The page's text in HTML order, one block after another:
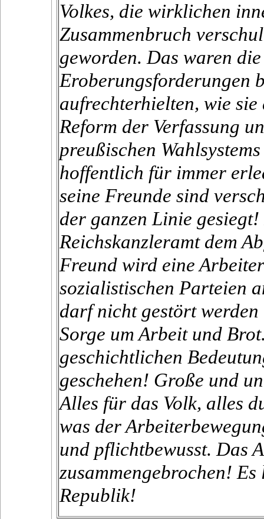
Volkes, die wirklichen
Zusammenbruch
geworden. Das waren
Eroberungsforderungen
aufrechterhielten, wie sie
Reform der Verfassung
preußischen
hoffentlich für immer
seine Freunde sind
der ganzen Linie
Reichskanzleramt dem
Freund wird eine
sozialistischen Parteien
darf nicht gestört
Sorge um Arbeit und
geschichtlichen
geschehen! Große und
Alles für das Volk, alles
was der
und pflichtbewusst. Das
zusammengebrochen!
Republik!